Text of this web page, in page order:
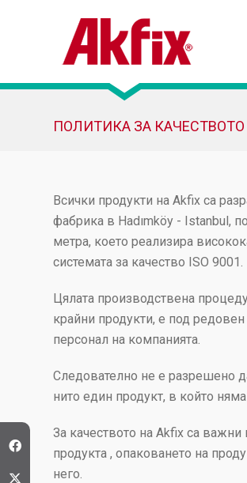
ПОЛИТИКА ЗА КАЧЕСТВОТО
Всички продукти на Akfix са
фабрика в Hadımköy - Istanbul,
метра, което реализира
системата за качество ISO 9001.
Цялата производствена
крайни продукти, е под
персонал на компанията.
Следователно не е разрешено
нито един продукт, в който
За качеството на Akfix са
продукта , опаковането на
него.